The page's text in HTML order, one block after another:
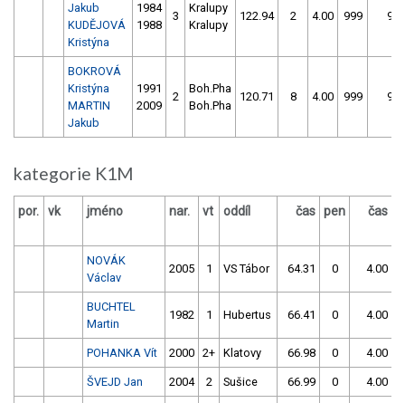
Jakub
KUDĚJOVÁ
Kristýna
1984
1988
3
Kralupy
Kralupy
122.94 2 4.00 999
BOKROVÁ
Kristýna
MARTIN
Jakub
1991
2009
2
Boh.Pha
Boh.Pha
120.71 8 4.00 999
kategorie K1M
por. vk jméno nar. vt oddíl čas pen čas
NOVÁK
Václav
2005 1 VS Tábor 64.31 0 4.00
BUCHTEL
Martin
1982 1 Hubertus 66.41 0 4.00
POHANKA Vít 2000 2+ Klatovy 66.98 0 4.00
ŠVEJD Jan 2004 2 Sušice 66.99 0 4.00